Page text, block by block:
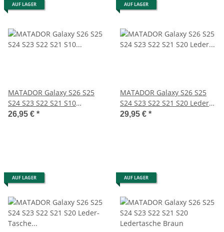
AUF LAGER
MATADOR Galaxy S26 S25
S24 S23 S22 S21 S10
Lederhülle Quer Braun
26,95 € *
AUF LAGER
MATADOR Galaxy S26 S25
S24 S23 S22 S21 S20 Leder
Quertasche Braun
29,95 € *
AUF LAGER AUF LAGER